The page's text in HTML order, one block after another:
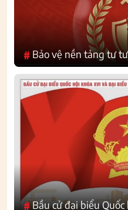
# Bảo vệ nền tảng tư
#Bầu cử đại biểu